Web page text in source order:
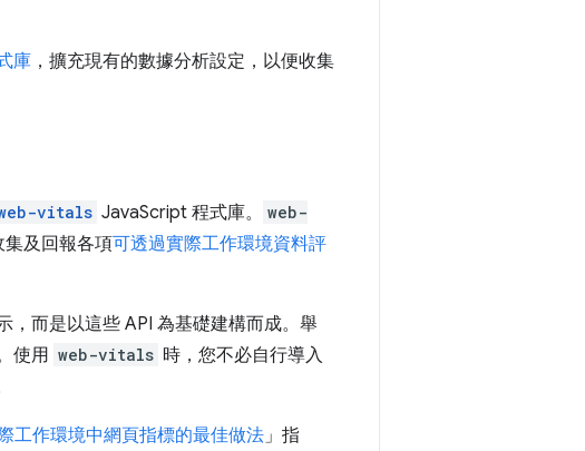
庫 ，擴充現有的數據分析設定，以便收集
vitals JavaScript 程式庫。
web-
集及回報各項可透過實際工作環境資料評
，而是以這些 API 為基礎建構而成。舉
使用 web-vitals 時，您不必自行導入
工作環境中網頁指標的最佳做法」指